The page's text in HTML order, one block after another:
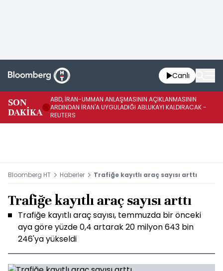
Canlı
SON
DAKİKA
ABD, İRAN-UMMAN ANLAŞMASININ AÇIKLANMASININ
ARDINDAN İRAN'A UYGULADIĞI ABLUKAYI KALDIRACAK -
REUTERS
Bloomberg HT Haberler Trafiğe kayıtlı araç sayısı arttı
Trafiğe kayıtlı araç sayısı arttı
Trafiğe kayıtlı araç sayısı, temmuzda bir önceki
aya göre yüzde 0,4 artarak 20 milyon 643 bin
246'ya yükseldi